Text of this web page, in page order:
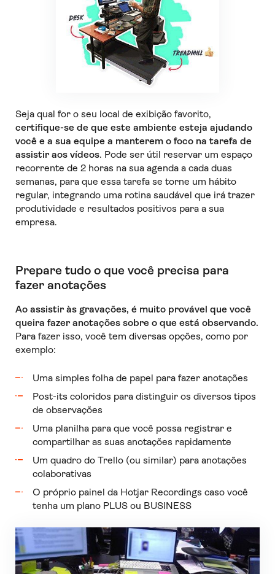
Seja qual for o seu local de exibição favorito,
certifique-se de que este ambiente esteja ajudando
você e a sua equipe a manterem o foco na tarefa de
assistir aos vídeos. Pode ser útil reservar um espaço
recorrente de 2 horas na sua agenda a cada duas
semanas, para que essa tarefa se torne um hábito
regular, integrando uma rotina saudável que irá trazer
produtividade e resultados positivos para a sua
empresa.
Prepare tudo o que você precisa para
fazer anotações
Ao assistir às gravações, é muito provável que você
queira fazer anotações sobre o que está observando.
Para fazer isso, você tem diversas opções, como por
exemplo:
Uma simples folha de papel para fazer anotações
Post-its coloridos para distinguir os diversos tipos
de observações
Uma planilha para que você possa registrar e
compartilhar as suas anotações rapidamente
Um quadro do Trello (ou similar) para anotações
colaborativas
O próprio painel da Hotjar Recordings caso você
tenha um plano PLUS ou BUSINESS